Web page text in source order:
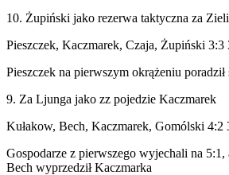
10. Żupiński jako rezerwa taktyczna za
Pieszczek, Kaczmarek, Czaja, Żupiński 3:3
Pieszczek na pierwszym okrążeniu
9. Za Ljunga jako zz pojedzie Kaczmarek
Kułakow, Bech, Kaczmarek, Gomólski 4:2
Gospodarze z pierwszego wyjechali na
Bech wyprzedził Kaczmarka